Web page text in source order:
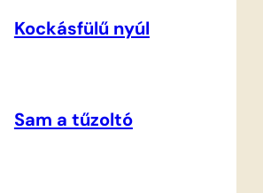
Kockásfülű nyúl
Sam a tűzoltó